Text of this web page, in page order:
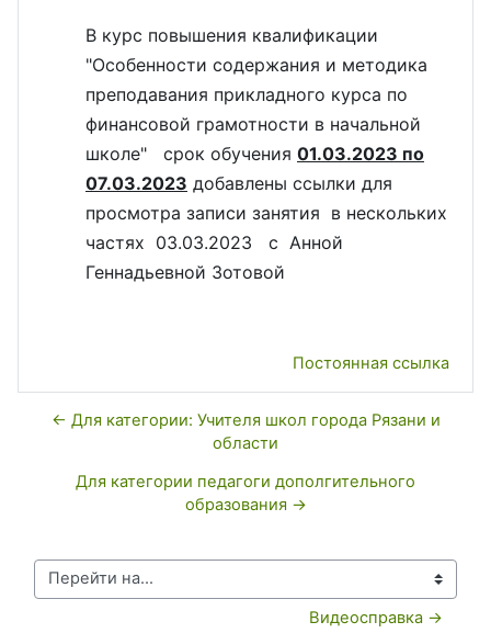
В курс повышения квалификации
"Особенности содержания и методика
преподавания прикладного курса по
финансовой грамотности в начальной
школе" срок обучения 01.03.2023 по
07.03.2023 добавлены ссылки для
просмотра записи занятия в нескольких
частях 03.03.2023 с Анной
Геннадьевной Зотовой
Постоянная ссылка
← Для категории: Учителя школ города Рязани и
области
Для категории педагоги дополгительного
образования →
Перейти на...
Видеосправка →